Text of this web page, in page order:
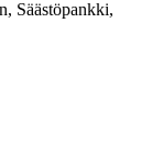
Säästöpankki,